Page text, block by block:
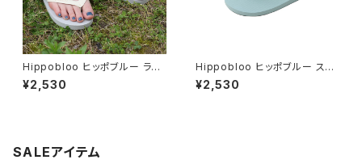
Hippobloo ヒッポブルー ライ
ムストーン ナチュラルラバービ
ーチサンダル 天然ゴム メンズ
¥2,530
Hippobloo ヒッポブルー スカ
イ ナチュラルラバービーチサン
ダル 天然ゴム メンズ レディース
¥2,530
SALEアイテム